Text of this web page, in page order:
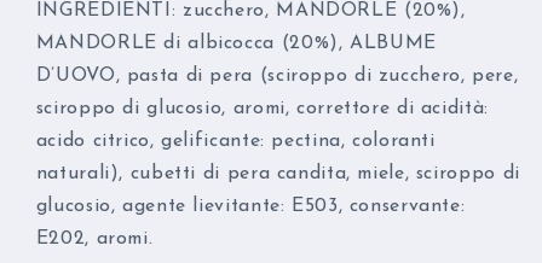
INGREDIENTI: zucchero, MANDORLE (20%),
MANDORLE di albicocca (20%), ALBUME
D’UOVO, pasta di pera (sciroppo di zucchero, pere,
sciroppo di glucosio, aromi, correttore di acidità:
acido citrico, gelificante: pectina, coloranti
naturali), cubetti di pera candita, miele, sciroppo di
glucosio, agente lievitante: E503, conservante:
E202, aromi.